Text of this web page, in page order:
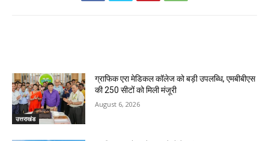
उत्तराखंड
ग्राफिक एरा मेडिकल कॉलेज को बड़ी उपलब्धि, एमबीबीएस
की 250 सीटों को मिली मंजूरी
August 6, 2026